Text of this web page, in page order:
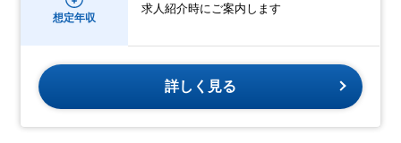
想定年収
求人紹介時にご案内します
詳しく見る